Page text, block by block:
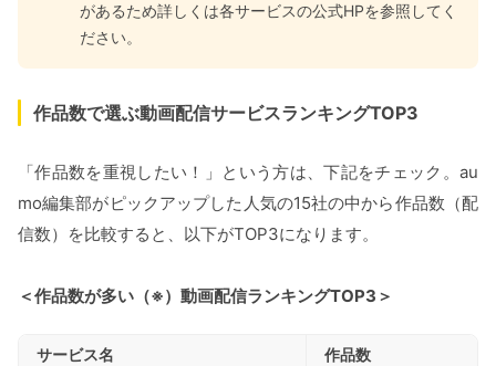
があるため詳しくは各サービスの公式HPを参照してく
ださい。
作品数で選ぶ動画配信サービスランキングTOP3
「作品数を重視したい！」という方は、下記をチェック。au
mo編集部がピックアップした人気の15社の中から作品数（配
信数）を比較すると、以下がTOP3になります。
＜作品数が多い（※）動画配信ランキングTOP3＞
サービス名 作品数